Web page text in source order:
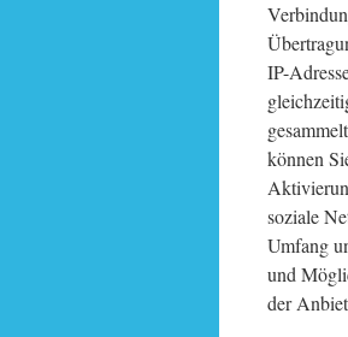
IP-
können
soziale
Umfang
und
der